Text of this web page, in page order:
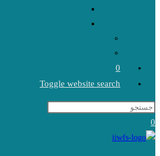
0
Toggle website search
0